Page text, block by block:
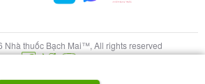
Nhà thuốc Bạch Mai™, All rights reserved